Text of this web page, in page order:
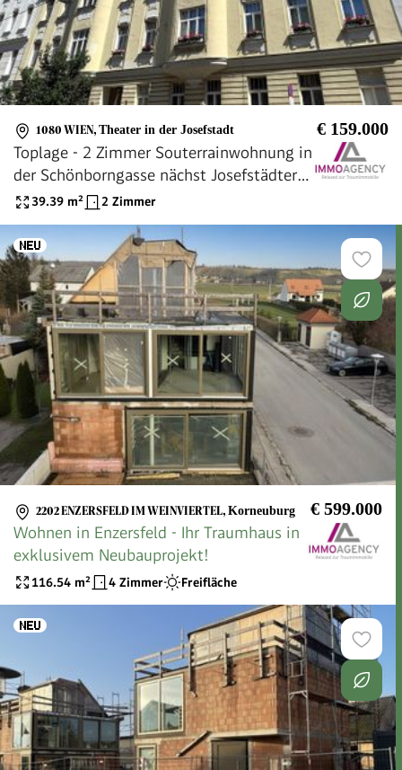
1080 WIEN, Theater in der Josefstadt € 159.000
Toplage - 2 Zimmer Souterrainwohnung in
der Schönborngasse nächst Josefstädter
Straße - sehr geringe Betriebskosten
39.39 m² 2 Zimmer
2202 ENZERSFELD IM WEINVIERTEL, Korneuburg € 599.000
Wohnen in Enzersfeld - Ihr Traumhaus in
exklusivem Neubauprojekt!
116.54 m² 4 Zimmer Freifläche